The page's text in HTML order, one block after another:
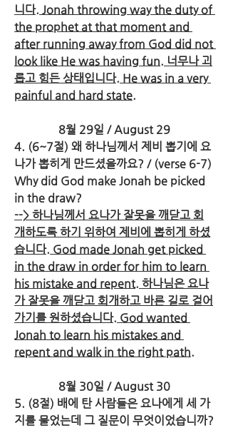
니다. Jonah throwing way the duty of
the prophet at that moment and
after running away from God did not
look like He was having fun. 너무나 괴
롭고 힘든 상태입니다. He was in a very
painful and hard state.
8월 29일 / August 29
4. (6~7절) 왜 하나님께서 제비 뽑기에 요
나가 뽑히게 만드셨을까요? / (verse 6-7)
Why did God make Jonah be picked
in the draw?
--> 하나님께서 요나가 잘못을 깨닫고 회
개하도록 하기 위하여 제비에 뽑히게 하셨
습니다. God made Jonah get picked
in the draw in order for him to learn
his mistake and repent. 하나님은 요나
가 잘못을 깨닫고 회개하고 바른 길로 걸어
가기를 원하셨습니다. God wanted
Jonah to learn his mistakes and
repent and walk in the right path.
8월 30일 / August 30
5. (8절) 배에 탄 사람들은 요나에게 세 가
지를 물었는데 그 질문이 무엇이었습니까?